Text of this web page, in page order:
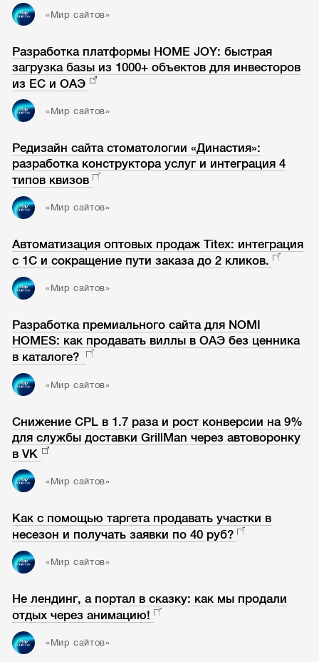
«Мир сайтов»
Разработка платформы HOME JOY: быстрая
загрузка базы из 1000+ объектов для инвесторов
из ЕС и ОАЭ
«Мир сайтов»
Редизайн сайта стоматологии «Династия»:
разработка конструктора услуг и интеграция 4
типов квизов
«Мир сайтов»
Автоматизация оптовых продаж Titex: интеграция
с 1С и сокращение пути заказа до 2 кликов.
«Мир сайтов»
Разработка премиального сайта для NOMI
HOMES: как продавать виллы в ОАЭ без ценника
в каталоге?
«Мир сайтов»
Снижение CPL в 1.7 раза и рост конверсии на 9%
для службы доставки GrillMan через автоворонку
в VK
«Мир сайтов»
Как с помощью таргета продавать участки в
несезон и получать заявки по 40 руб?
«Мир сайтов»
Не лендинг, а портал в сказку: как мы продали
отдых через анимацию!
«Мир сайтов»